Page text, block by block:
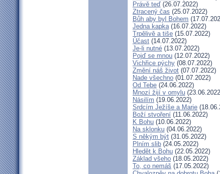
Právě teď (26.07.2022)
Ztracený čas (25.07.2022)
Bůh aby byl Bohem
Jedna kapka(16.07.2022)
Trpělivě a tiše (15.07.2022)
Účast (14.07.2022)
Je-li nutné (13.07.2022)
Pojď se mnou (12.07.2022)
Vichřice pýchy (08.07.2022)
Změní náš život (07.07.2022)
Nade všechno (01.07.2022)
Od Tebe (24.06.2022)
Mnozí žijí v omylu
Násilím (19.06.2022)
Srdcím Ježíše a Marie
Boží stvoření (11.06.2022)
K Bohu (10.06.2022)
Na sklonku (04.06.2022)
S někým být (31.05.2022)
Plním slib (24.05.2022)
Hledět k Bohu (22.05.2022)
Základ všeho (18.05.2022)
To, co nemáš (17.05.2022)